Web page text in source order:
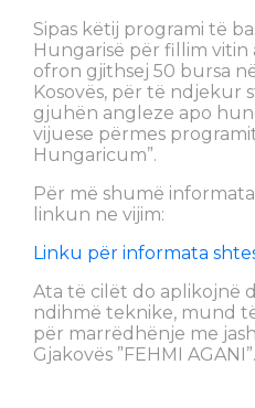
Sipas këtij programi të
Hungarisë për fillim vitin
ofron gjithsej 50 bursa
Kosovës, për të ndjekur
gjuhën angleze apo
vijuese përmes
Hungaricum”.
Për më shumë
linkun ne vijim:
Linku për informata
Ata të cilët do aplikojnë
ndihmë teknike, mund
për marrëdhënje me
Gjakovës ”FEHMI AGANI”.